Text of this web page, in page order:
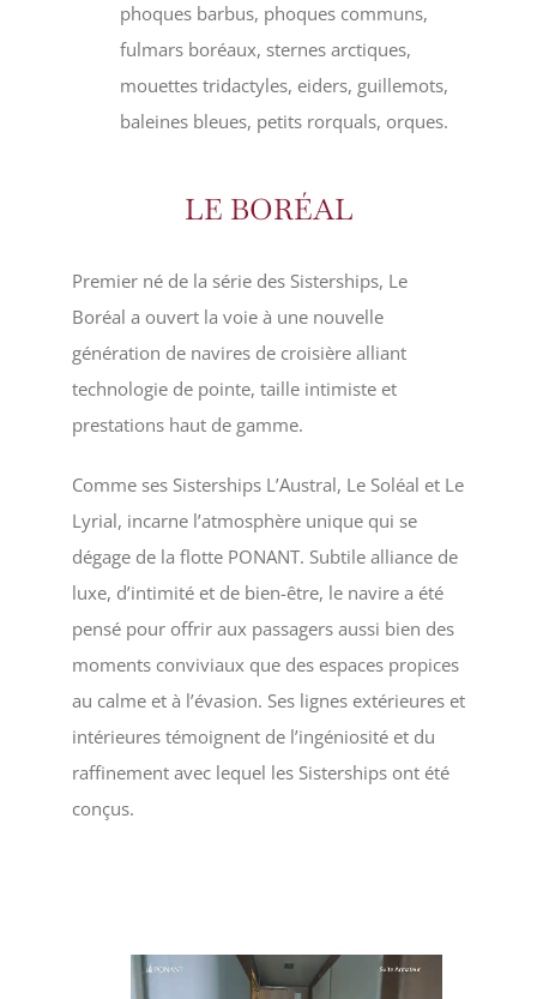
phoques barbus, phoques communs,
fulmars boréaux, sternes arctiques,
mouettes tridactyles, eiders, guillemots,
baleines bleues, petits rorquals, orques.
LE BORÉAL
Premier né de la série des Sisterships, Le
Boréal a ouvert la voie à une nouvelle
génération de navires de croisière alliant
technologie de pointe, taille intimiste et
prestations haut de gamme.
Comme ses Sisterships L’Austral, Le Soléal et Le
Lyrial, incarne l’atmosphère unique qui se
dégage de la flotte PONANT. Subtile alliance de
luxe, d’intimité et de bien-être, le navire a été
pensé pour offrir aux passagers aussi bien des
moments conviviaux que des espaces propices
au calme et à l’évasion. Ses lignes extérieures et
intérieures témoignent de l’ingéniosité et du
raffinement avec lequel les Sisterships ont été
conçus.